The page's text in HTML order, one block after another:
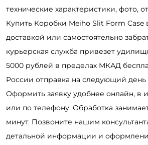
технические характеристики, фото,
Купить Коробки Meiho Slit Form
доставкой или самостоятельно
курьерская служба привезет
5000 рублей в пределах МКАД
России отправка на следующий день
Оформить заявку удобнее онлайн, в
или по телефону. Обработка
минут. Позвоните нашим
детальной информации и